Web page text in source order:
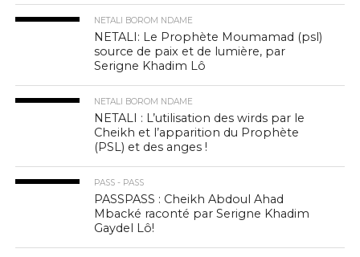
NETALI BOROM NDAME
NETALI: Le Prophète Moumamad (psl)
source de paix et de lumière, par
Serigne Khadim Lô
NETALI BOROM NDAME
NETALI : L’utilisation des wirds par le
Cheikh et l’apparition du Prophète
(PSL) et des anges !
PASS - PASS
PASSPASS : Cheikh Abdoul Ahad
Mbacké raconté par Serigne Khadim
Gaydel Lô!